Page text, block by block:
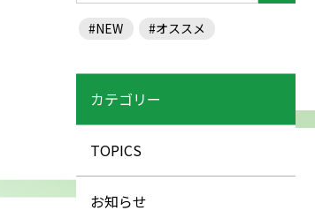
#NEW #オススメ
カテゴリー
TOPICS
お知らせ